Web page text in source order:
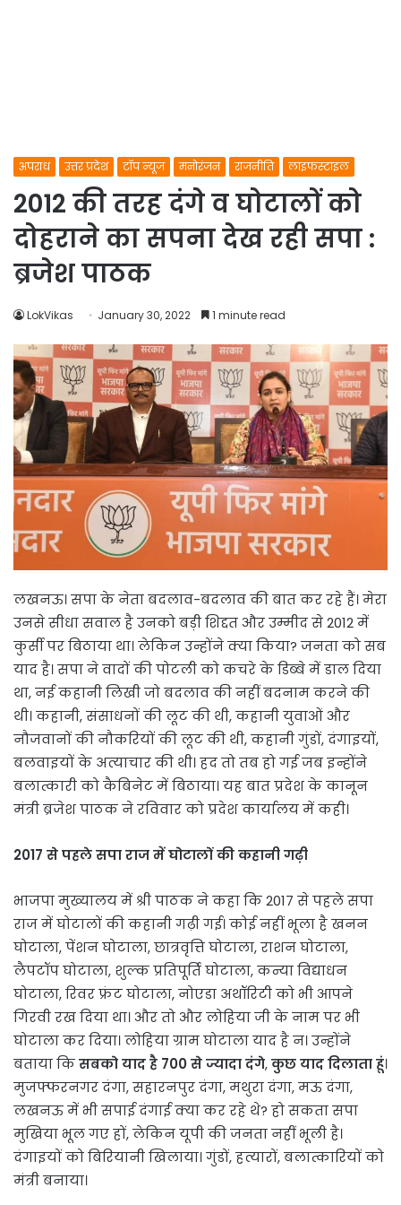
अपराध उत्तर प्रदेश टॉप न्यूज मनोरंजन राजनीति लाइफस्टाइल
2012 की तरह दंगे व घोटालों को
दोहराने का सपना देख रही सपा :
ब्रजेश पाठक
LokVikas January 30, 2022 1 minute read
लखनऊ। सपा के नेता बदलाव-बदलाव की बात कर रहे हैं। मेरा
उनसे सीधा सवाल है उनको बड़ी शिद्दत और उम्मीद से 2012 में
कुर्सी पर बिठाया था। लेकिन उन्होंने क्या किया? जनता को सब
याद है। सपा ने वादों की पोटली को कचरे के डिब्बे में डाल दिया
था, नई कहानी लिखी जो बदलाव की नहीं बदनाम करने की
थी। कहानी, संसाधनों की लूट की थी, कहानी युवाओं और
नौजवानों की नौकरियों की लूट की थी, कहानी गुंडों, दंगाइयों,
बलवाइयों के अत्याचार की थी। हद तो तब हो गई जब इन्होंने
बलात्कारी को कैबिनेट में बिठाया। यह बात प्रदेश के कानून
मंत्री ब्रजेश पाठक ने रविवार को प्रदेश कार्यालय में कही।
2017 से पहले सपा राज में घोटालों की कहानी गढ़ी
भाजपा मुख्यालय में श्री पाठक ने कहा कि 2017 से पहले सपा
राज में घोटालों की कहानी गढ़ी गई। कोई नहीं भूला है खनन
घोटाला, पेंशन घोटाला, छात्रवृत्ति घोटाला, राशन घोटाला,
लैपटॉप घोटाला, शुल्क प्रतिपूर्ति घोटाला, कन्या विद्याधन
घोटाला, रिवर फ्रंट घोटाला, नोएडा अथॉरिटी को भी आपने
गिरवी रख दिया था। और तो और लोहिया जी के नाम पर भी
घोटाला कर दिया। लोहिया ग्राम घोटाला याद है न। उन्होंने
बताया किसबको याद है 700 से ज्यादा दंगे,कुछ याद दिलाता हूं।
मुजफ्फरनगर दंगा, सहारनपुर दंगा, मथुरा दंगा, मऊ दंगा,
लखनऊ में भी सपाई दंगाई क्या कर रहे थे? हो सकता सपा
मुखिया भूल गए हों, लेकिन यूपी की जनता नहीं भूली है।
दंगाइयों को बिरियानी खिलाया। गुंडों, हत्यारों, बलात्कारियों को
मंत्री बनाया।